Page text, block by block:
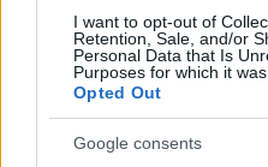
I want to opt-out of
Retention, Sale, and/or
Personal Data that Is
Purposes for which it was
Opted Out
Google consents
Nessuno del governo
considerazione l’ipotesi
vaccinati che
altrettanti irriducibili